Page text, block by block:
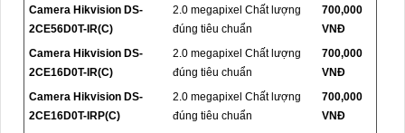
Camera Hikvision DS-
2CE56D0T-IR(C)
2.0 megapixel Chất lượng
đúng tiêu chuẩn
700,000
VNĐ
Camera Hikvision DS-
2CE16D0T-IR(C)
2.0 megapixel Chất lượng
đúng tiêu chuẩn
700,000
VNĐ
Camera Hikvision DS-
2CE16D0T-IRP(C)
2.0 megapixel Chất lượng
đúng tiêu chuẩn
700,000
VNĐ